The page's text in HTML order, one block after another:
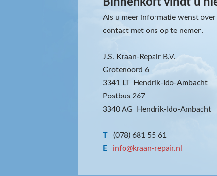
Als u meer informatie wenst
contact met ons op te nemen.
J.S. Kraan-Repair B.V.
Grotenoord 6
3341 LT Hendrik-Ido-Ambacht
Postbus 267
3340 AG Hendrik-Ido-Ambacht
T
(078) 681 55 61
E
info@kraan-repair.nl